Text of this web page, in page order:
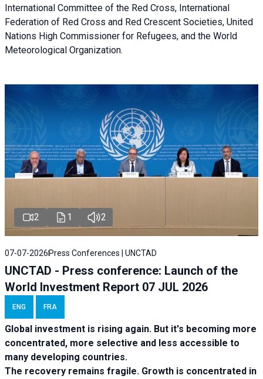
International Committee of the Red Cross, International
Federation of Red Cross and Red Crescent Societies, United
Nations High Commissioner for Refugees, and the World
Meteorological Organization.
2 1 2
07-07-2026 Press Conferences | UNCTAD
UNCTAD - Press conference: Launch of the
World Investment Report 07 JUL 2026
ENG FRA
Global investment is rising again. But it's becoming more
concentrated, more selective and less accessible to
many developing countries.
The recovery remains fragile. Growth is concentrated in